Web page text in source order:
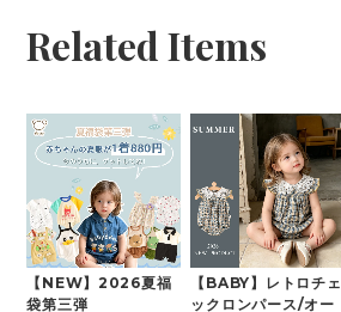
Related Items
【NEW】2026夏福
袋第三弾
【BABY】レトロチェ
ックロンパース/オー